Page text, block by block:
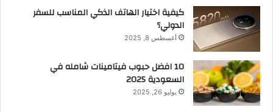
كيفية اختيار الهاتف الذكي المناسب للسفر
الدولي؟
أغسطس 8, 2025
10 افضل حبوب فيتامينات شامله​ في
السعودية 2025
يوليو 26, 2025